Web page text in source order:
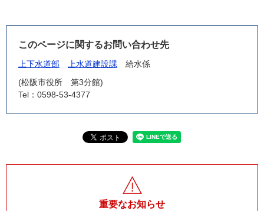
このページに関するお問い合わせ先
上下水道部 上水道建設課
給水係
(松阪市役所 第3分館)
Tel：0598-53-4377
重要なお知らせ